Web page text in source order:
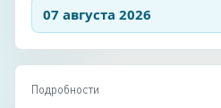
07 августа 2026
Подробности